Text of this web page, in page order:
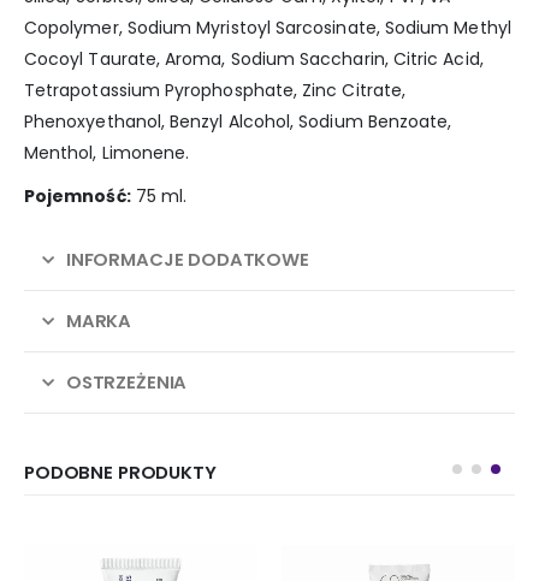
Copolymer, Sodium Myristoyl Sarcosinate, Sodium Methyl
Cocoyl Taurate, Aroma, Sodium Saccharin, Citric Acid,
Tetrapotassium Pyrophosphate, Zinc Citrate,
Phenoxyethanol, Benzyl Alcohol, Sodium Benzoate,
Menthol, Limonene.
Pojemność:75 ml.
INFORMACJE DODATKOWE
MARKA
OSTRZEŻENIA
PODOBNE PRODUKTY